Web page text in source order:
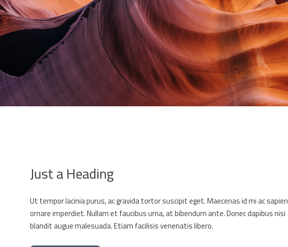
Just a Heading
Ut tempor lacinia purus, ac gravida tortor suscipit eget. Maecenas id mi ac sapien
ornare imperdiet. Nullam et faucibus urna, at bibendum ante. Donec dapibus nisi
blandit augue malesuada. Etiam facilisis venenatis libero.